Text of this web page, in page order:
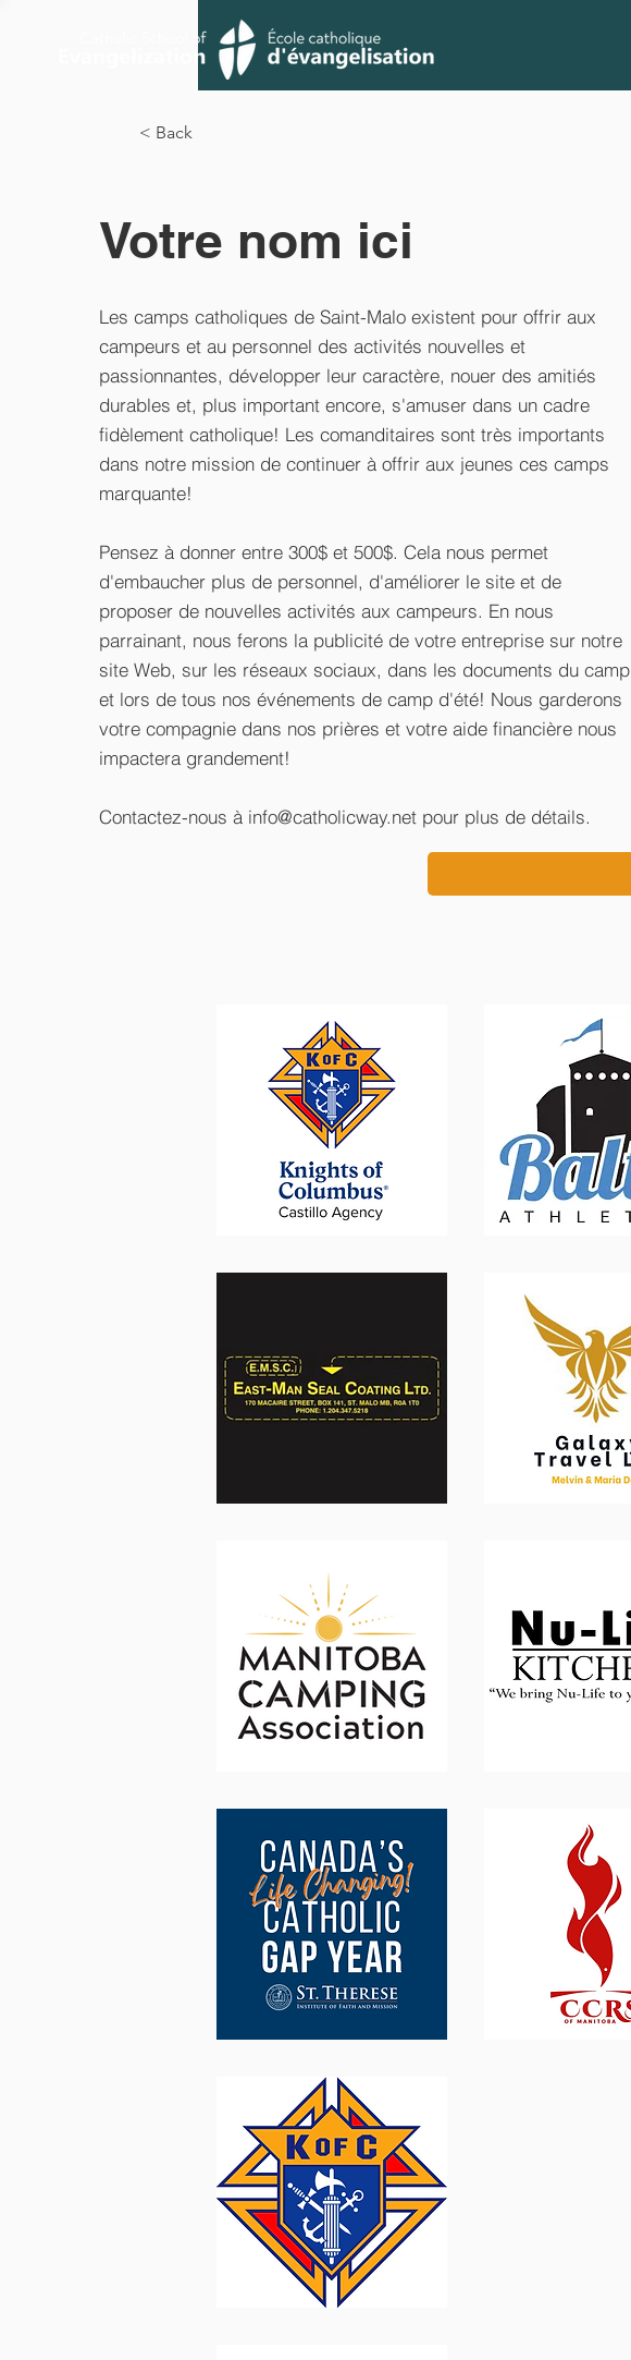
< Back
Votre nom ici
Les camps catholiques de Saint-Malo existent pour offrir aux
campeurs et au personnel des activités nouvelles et
passionnantes, développer leur caractère, nouer des amitiés
durables et, plus important encore, s'amuser dans un cadre
fidèlement catholique! Les comanditaires sont très importants
dans notre mission de continuer à offrir aux jeunes ces camps
marquante!
Pensez à donner entre 300$ et 500$. Cela nous permet
d'embaucher plus de personnel, d'améliorer le site et de
proposer de nouvelles activités aux campeurs. En nous
parrainant, nous ferons la publicité de votre entreprise sur notre
site Web, sur les réseaux sociaux, dans les documents du camp
et lors de tous nos événements de camp d'été! Nous garderons
votre compagnie dans nos prières et votre aide financière nous
impactera grandement!
Contactez-nous à info@catholicway.netpour plus de détails.